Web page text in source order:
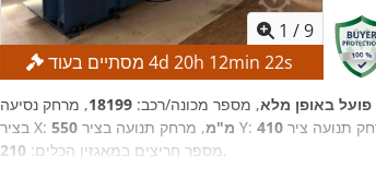
1 /9
4d 20h 12min 21s
פועל באופן מלא, מספר מכונה/רכב: 18199, מרחק נסיעה
בציר X:
550 מ"מ , מרחק תנועה בציר Y:
מספר חריצים במאגזין הכלים: 210 ,